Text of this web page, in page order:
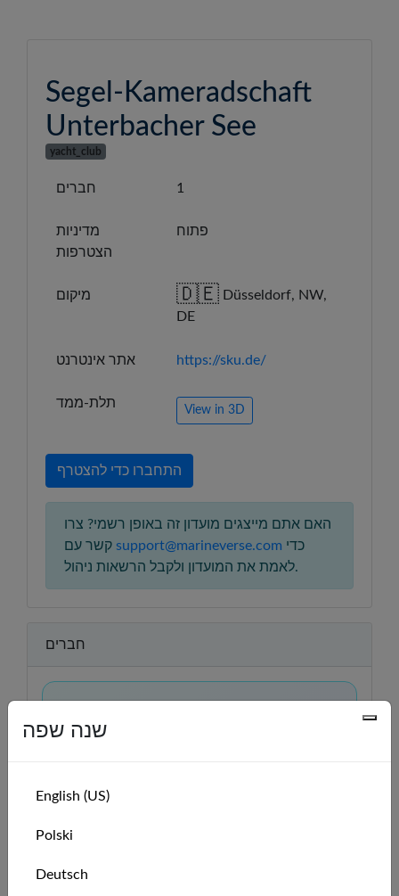
Segel-Kameradschaft
Unterbacher See
yacht_club
חברים 1
מדיניות
הצטרפות
פתוח
מיקום 🇩🇪 Düsseldorf, NW,
DE
אתר אינטרנט https://sku.de/
תלת-ממד View in 3D
התחברו כדי להצטרף
האם אתם מייצגים מועדון זה באופן רשמי? צרו
קשר עם support@marineverse.com כדי
לאמת את המועדון ולקבל הרשאות ניהול.
חברים
ראו מי מהמועדון שלכם מפליג ב-VR, התחרו בהם,
תרגלו מיומנויות הפלגה, השוו רשמים, ותמכו זה בזה
שנה שפה
English (US)
Polski
Deutsch